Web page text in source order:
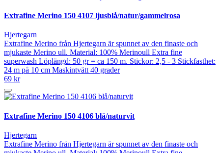
Extrafine Merino 150 4107 ljusblå/natur/gammelrosa
Hjertegarn
Extrafine Merino från Hjertegarn är spunnet av den finaste och
mjukaste Merino ull. Material: 100% Merinoull Extra fine
superwash Löplängd: 50 gr = ca 150 m. Stickor: 2,5 - 3 Stickfasthet:
24 m på 10 cm Maskintvätt 40 grader
69 kr
Extrafine Merino 150 4106 blå/naturvit
Hjertegarn
Extrafine Merino från Hjertegarn är spunnet av den finaste och